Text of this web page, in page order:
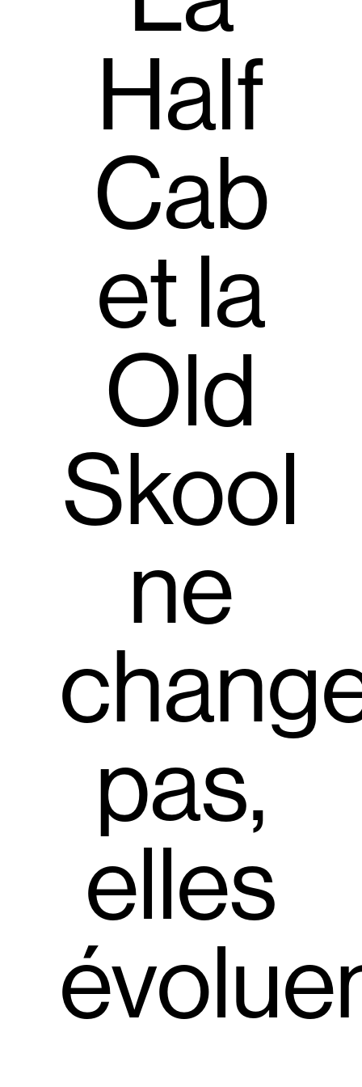
Half
Cab
et la
Old
Skool
ne
pas,
elles